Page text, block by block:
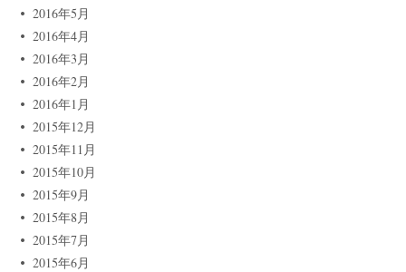
2016年5月
2016年4月
2016年3月
2016年2月
2016年1月
2015年12月
2015年11月
2015年10月
2015年9月
2015年8月
2015年7月
2015年6月